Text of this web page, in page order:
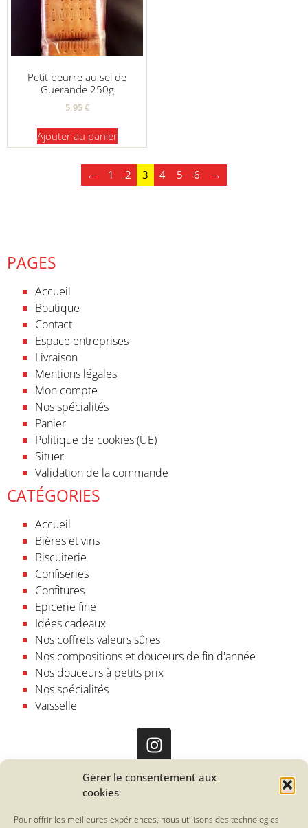
Gérer le consentement aux
cookies
Pour offrir les meilleures expériences, nous utilisons des technologies
Petit beurre au sel de
Guérande 250g
5,95€
Ajouter au panier
← 1 2 3 4 5 6 →
PAGES
Accueil
Boutique
Contact
Espace entreprises
Livraison
Mentions légales
Mon compte
Nos spécialités
Panier
Politique de cookies (UE)
Situer
Validation de la commande
CATÉGORIES
Accueil
Bières et vins
Biscuiterie
Confiseries
Confitures
Epicerie fine
Idées cadeaux
Nos coffrets valeurs sûres
Nos compositions et douceurs de fin d'année
Nos douceurs à petits prix
Nos spécialités
Vaisselle
La Friande
12, rue Paul Bellamy
44000 Nantes